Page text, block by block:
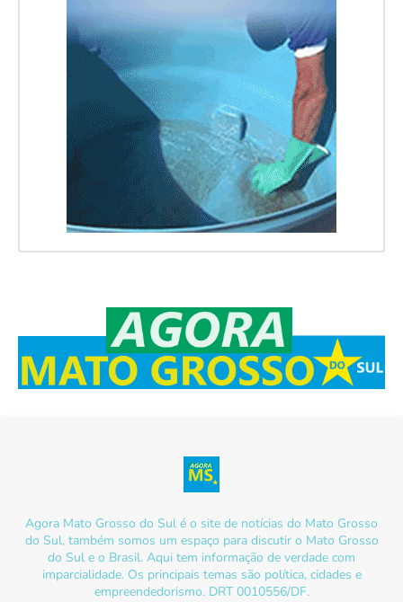
Agora Mato Grosso do Sul é o site de notícias do Mato Grosso
do Sul, também somos um espaço para discutir o Mato Grosso
do Sul e o Brasil. Aqui tem informação de verdade com
imparcialidade. Os principais temas são política, cidades e
empreendedorismo. DRT 0010556/DF.